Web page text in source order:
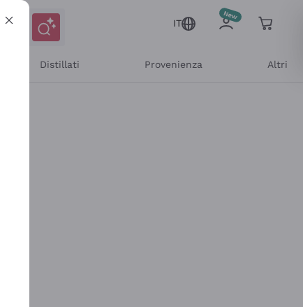
IT
Distillati Provenienza Altri